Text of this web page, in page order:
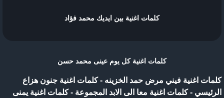
كلمات اغنية بين ايديك محمد فؤاد
كلمات اغنية كل يوم عينى محمد حسن
كلمات اغنية فيني مرض حمد الخزينه -كلمات اغنية جنون هزاع
الرئيسي -كلمات اغنية معا الى الابد المجموعة -كلمات اغنية يمنى